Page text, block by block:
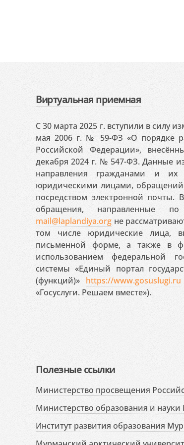
Виртуальная приемная
С 30 марта 2025 г. вступили в силу
мая 2006 г. № 59-ФЗ «О порядке
Российской Федерации»,
декабря 2024 г. № 547-ФЗ. Данные
направления гражданами и
юридическими лицами, обращений
посредством электронной почты.
обращения, направленные
mail@laplandiya.org не
том числе юридические лица,
письменной форме, а также в
использованием федеральной
системы «Единый портал
(функций)» https://www.gosuslugi.ru
«Госуслуги. Решаем вместе»).
Полезные ссылки
Министерство просвещения
Министерство образования и
Институт развития образования